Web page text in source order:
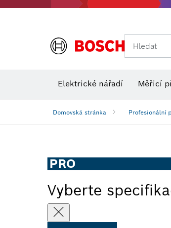
Hledat
Elektrické nářadí Měřicí
Domovská stránka Profesionální
PRO
Vyberte